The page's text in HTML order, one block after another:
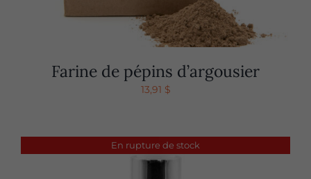
Farine de pépins d’argousier
13,91 $
En rupture de stock